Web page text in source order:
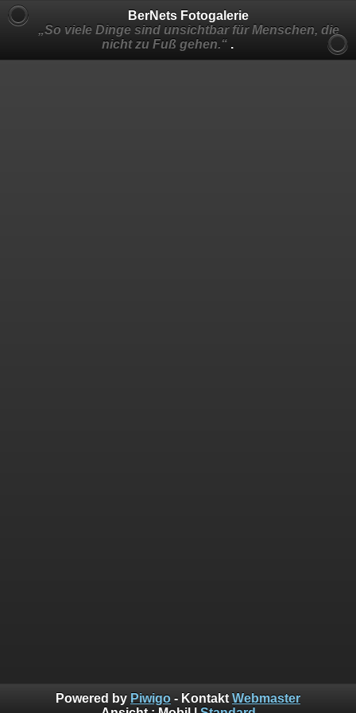
BerNets Fotogalerie
„So viele Dinge sind unsichtbar für Menschen, die
nicht zu Fuß gehen.“ .
Powered by Piwigo - Kontakt Webmaster